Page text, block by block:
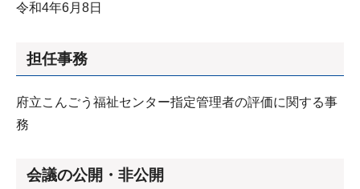
令和4年6月8日
担任事務
府立こんごう福祉センター指定管理者の評価に関する事
務
会議の公開・非公開